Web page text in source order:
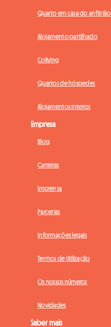
Quarto em casa do anfitrião
Alojamento partilhado
Coliving
Quartos de hóspedes
Alojamentos inteiros
Empresa
Blog
Carreiras
Imprensa
Parcerias
Informações legais
Termos de Utilização
Os nossos números
Novidades
Saber mais